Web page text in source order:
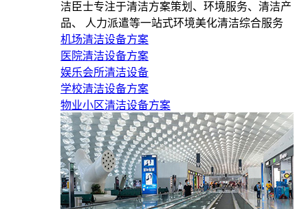
洁臣士专注于清洁方案策划、环境服务、清洁产
品、 人力派遣等一站式环境美化清洁综合服务
机场清洁设备方案
医院清洁设备方案
娱乐会所清洁设备
学校清洁设备方案
物业小区清洁设备方案